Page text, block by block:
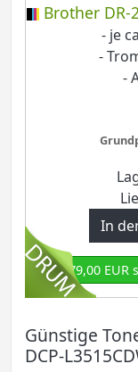
Brother DR-
- je
-
-
79,00
Günstige
DCP-